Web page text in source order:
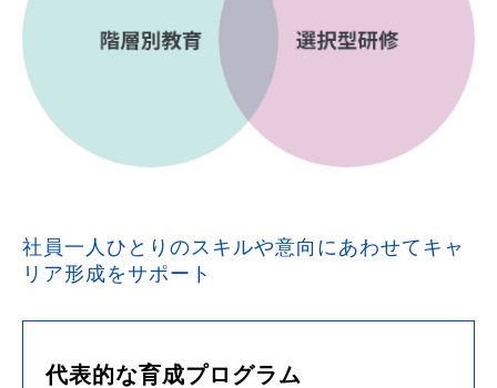
社員一人ひとりのスキルや意向にあわせてキャ
リア形成をサポート
代表的な育成プログラム